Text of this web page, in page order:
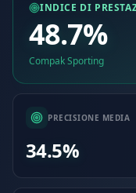
INDICE DI
48.7%
Compak Sporting
PRECISIONE MEDIA
34.5%